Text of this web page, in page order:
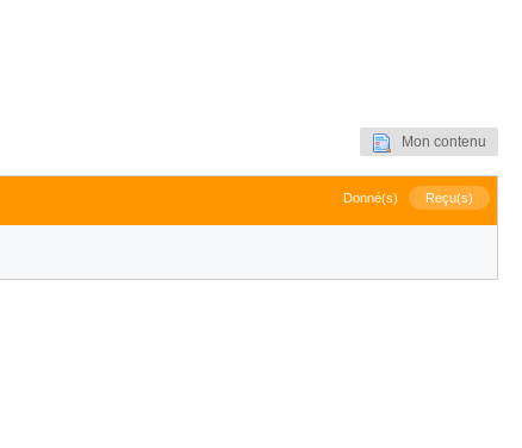
Mon contenu
Donné(s) Reçu(s)